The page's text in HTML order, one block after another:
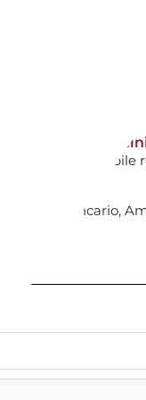
12
costi
: Hermès, Swarovski,
14 giorni* |
non sarà possibile
Bancario,